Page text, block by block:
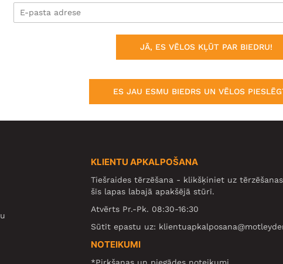
JĀ, ES VĒLOS KĻŪT PAR BIEDRU!
ES JAU ESMU BIEDRS UN VĒLOS
KLIENTU APKALPOŠANA
Tiešraides tērzēšana - klikšķiniet uz
šīs lapas labajā apakšējā stūrī.
Atvērts Pr.-Pk. 08:30-16:30
Sūtīt epastu uz:
NOTEIKUMI